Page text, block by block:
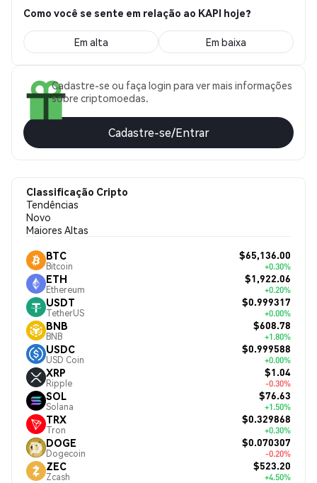
Como você se sente em relação ao KAPI hoje?
Em alta Em baixa
Cadastre-se ou faça login para ver mais informações
sobre criptomoedas.
Cadastre-se/Entrar
Classificação Cripto
Tendências
Novo
Maiores Altas
BTC
Bitcoin
$65,136.00
+0.30%
ETH
Ethereum
$1,922.06
+0.20%
USDT
TetherUS
$0.999317
+0.00%
BNB
BNB
$608.78
+1.80%
USDC
USD Coin
$0.999588
+0.00%
XRP
Ripple
$1.04
-0.30%
SOL
Solana
$76.63
+1.50%
TRX
Tron
$0.329868
+0.30%
DOGE
Dogecoin
$0.070307
-0.20%
ZEC
Zcash
$523.20
+4.50%